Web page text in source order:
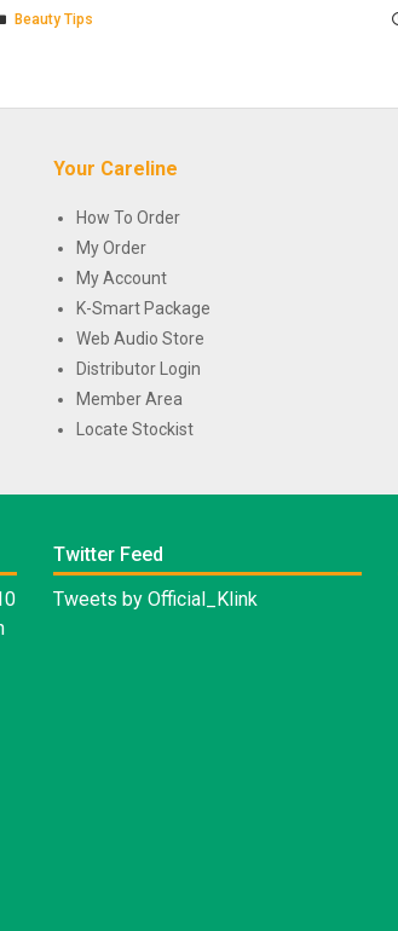
Beauty Tips
Your Careline
How To Order
My Order
My Account
K-Smart Package
Web Audio Store
Distributor Login
Member Area
Locate Stockist
Twitter Feed
Tweets by Official_Klink